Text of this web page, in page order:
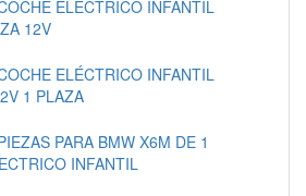
ELÉCTRICO INFANTIL
12V
ELÉCTRICO INFANTIL
1 PLAZA
PARA BMW X6M DE 1
INFANTIL